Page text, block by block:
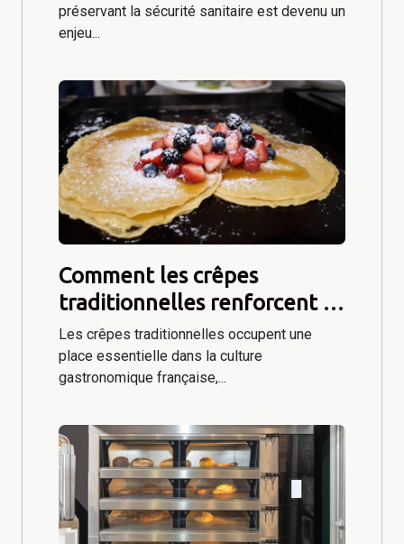
préservant la sécurité sanitaire est devenu un
enjeu...
Comment les crêpes
traditionnelles renforcent la
convivialité des repas ?
Les crêpes traditionnelles occupent une
place essentielle dans la culture
gastronomique française,...